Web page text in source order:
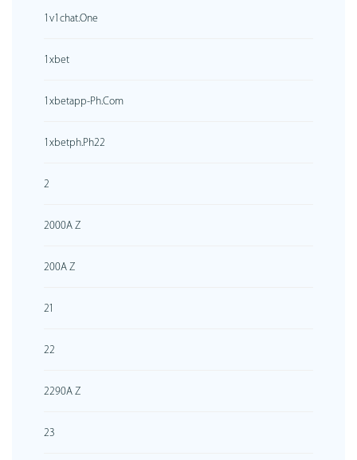
1v1chat.one
1xbet
1xbetapp-Ph.com
1xbetph.ph22
2
2000A Z
200A Z
21
22
2290A Z
23